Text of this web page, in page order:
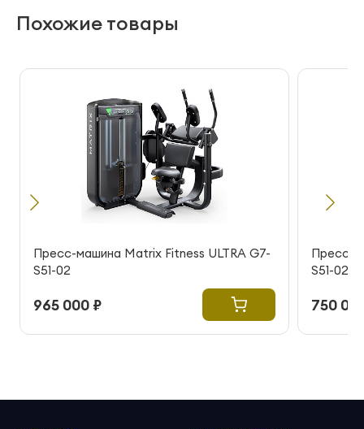
Похожие товары
Пресс-машина Matrix Fitness ULTRA G7-
S51-02
965 000 ₽
Пресс-
S51-02
750